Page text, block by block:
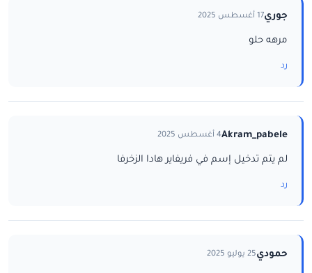
جوري17 أغسطس 2025
مرهه حلو
رد
Akram_pabele4 أغسطس 2025
لم يتم تدخيل إسم في فريفاير هادا الزخرفا
رد
حمودي25 يوليو 2025